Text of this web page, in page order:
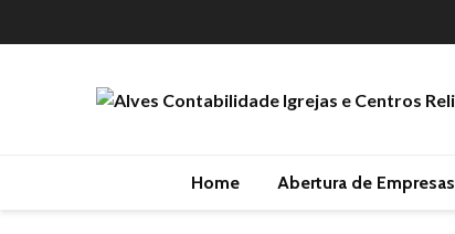
Home Abertura de Empresas